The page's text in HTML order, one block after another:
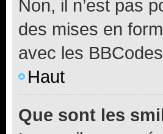
Non, il n’est pas
des mises en
avec les
Haut
Que sont les